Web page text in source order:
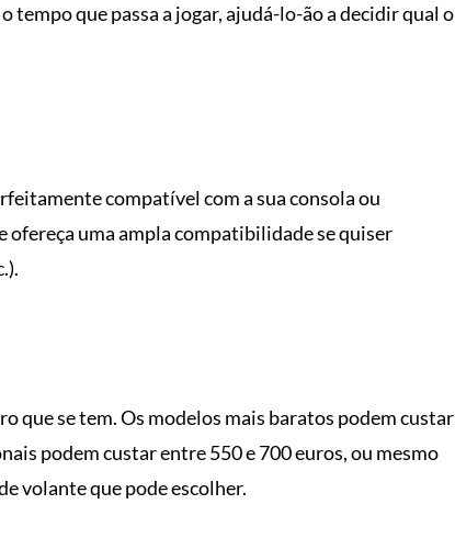
que passa a jogar, ajudá-lo-ão a decidir qual o
compatível com a sua consola ou
ofereça uma ampla compatibilidade se quiser
que se tem. Os modelos mais baratos podem custar
podem custar entre 550 e 700 euros, ou mesmo
volante que pode escolher.